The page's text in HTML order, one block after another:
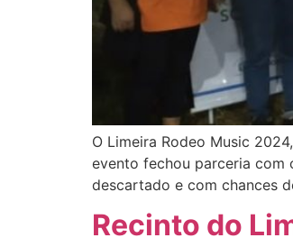
O Limeira Rodeo Music
evento fechou parceria com
descartado e com chances
Recinto do